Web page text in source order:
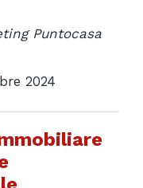
Puntocasa
2024